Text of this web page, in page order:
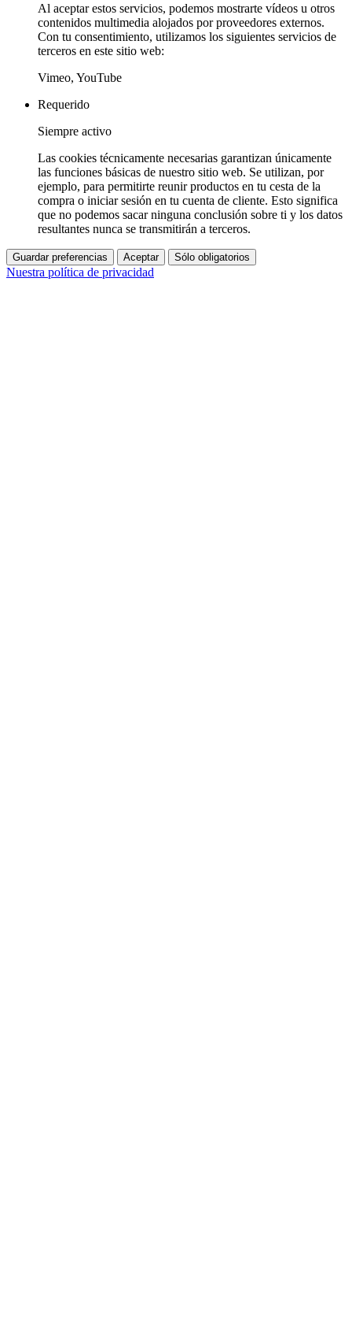
Al aceptar estos servicios, podemos mostrarte vídeos u otros
contenidos multimedia alojados por proveedores externos.
Con tu consentimiento, utilizamos los siguientes servicios de
terceros en este sitio web:
Vimeo, YouTube
Requerido
Siempre activo
Las cookies técnicamente necesarias garantizan únicamente
las funciones básicas de nuestro sitio web. Se utilizan, por
ejemplo, para permitirte reunir productos en tu cesta de la
compra o iniciar sesión en tu cuenta de cliente. Esto significa
que no podemos sacar ninguna conclusión sobre ti y los datos
resultantes nunca se transmitirán a terceros.
Guardar preferencias Aceptar Sólo obligatorios
Nuestra política de privacidad